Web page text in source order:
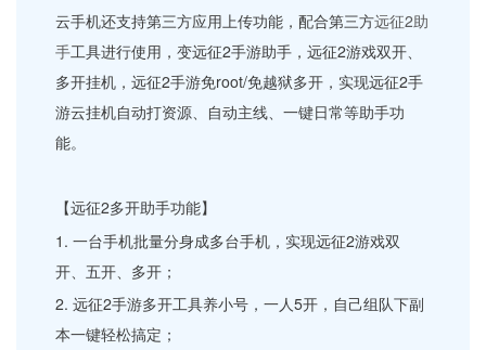
云手机还支持第三方应用上传功能，配合第三方远征2助
手工具进行使用，变远征2手游助手，远征2游戏双开、
多开挂机，远征2手游免root/免越狱多开，实现远征2手
游云挂机自动打资源、自动主线、一键日常等助手功
能。
【远征2多开助手功能】
1. 一台手机批量分身成多台手机，实现远征2游戏双
开、五开、多开；
2. 远征2手游多开工具养小号，一人5开，自己组队下副
本一键轻松搞定；